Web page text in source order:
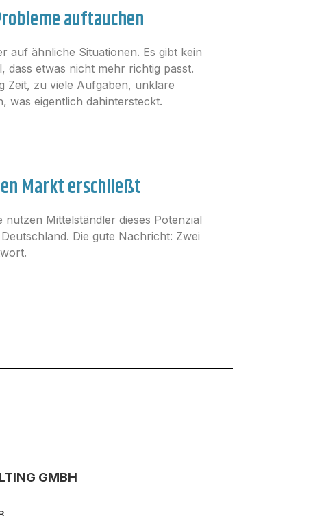
auftauchen
auf ähnliche Situationen. Es gibt kein
dass etwas nicht mehr richtig passt.
Zeit, zu viele Aufgaben, unklare
was eigentlich dahintersteckt.
Markt erschließt
Mittelständler dieses Potenzial
Die gute Nachricht: Zwei
GMBH